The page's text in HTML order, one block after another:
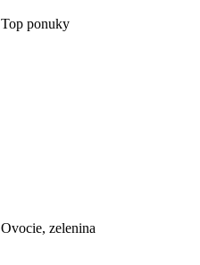
Top ponuky
Ovocie, zelenina